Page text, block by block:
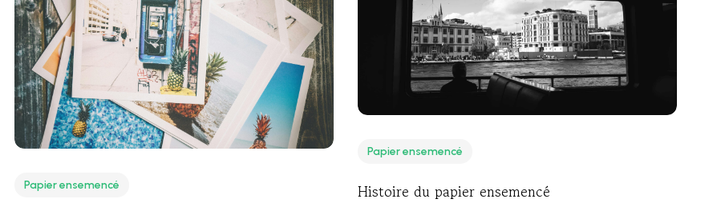
Papier ensemencé
Papier ensemencé
Histoire du papier ensemencé